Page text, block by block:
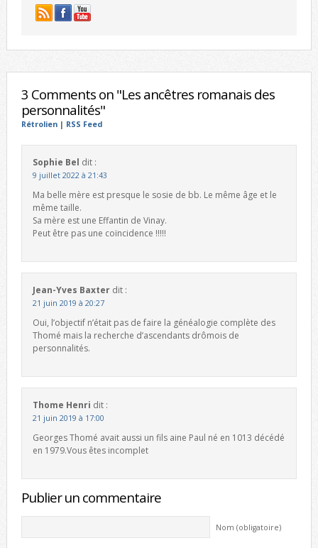
3 Comments on "Les ancêtres romanais des
personnalités"
Rétrolien| RSS Feed
Sophie Bel dit :
9 juillet 2022 à 21:43
Ma belle mère est presque le sosie de bb. Le même âge et le
même taille.
Sa mère est une Effantin de Vinay.
Peut être pas une coïncidence !!!!!
Jean-Yves Baxter dit :
21 juin 2019 à 20:27
Oui, l’objectif n’était pas de faire la généalogie complète des
Thomé mais la recherche d’ascendants drômois de
personnalités.
Thome Henri dit :
21 juin 2019 à 17:00
Georges Thomé avait aussi un fils aine Paul né en 1013 décédé
en 1979.Vous êtes incomplet
Publier un commentaire
Nom (obligatoire)